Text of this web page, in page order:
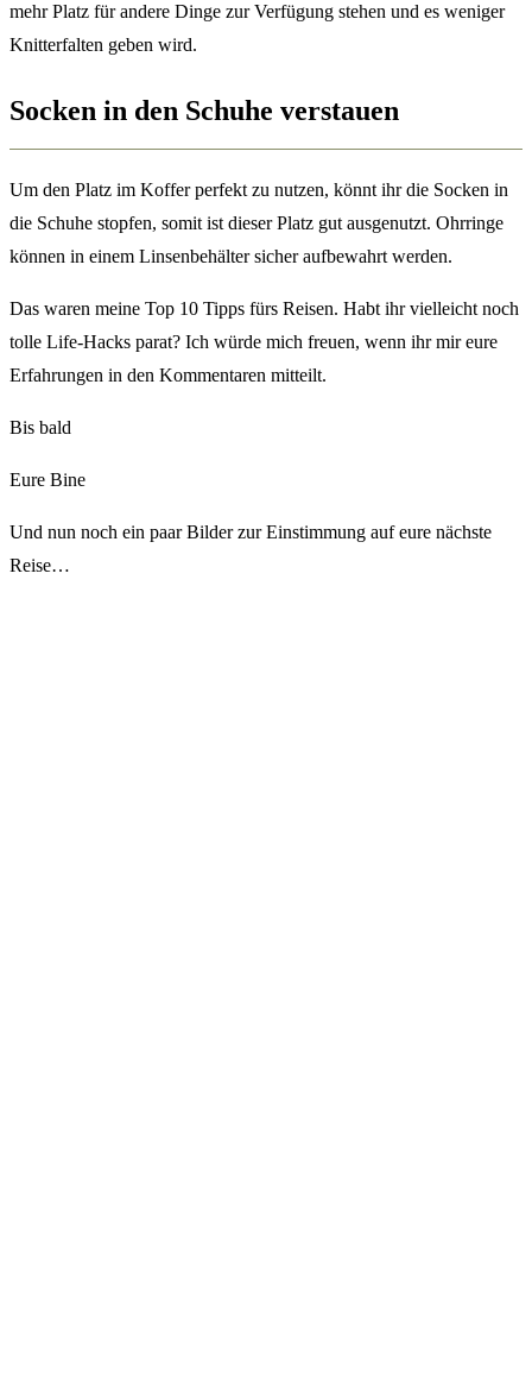
mehr Platz für andere Dinge zur Verfügung stehen und es weniger
Knitterfalten geben wird.
Socken in den Schuhe verstauen
Um den Platz im Koffer perfekt zu nutzen, könnt ihr die Socken in
die Schuhe stopfen, somit ist dieser Platz gut ausgenutzt. Ohrringe
können in einem Linsenbehälter sicher aufbewahrt werden.
Das waren meine Top 10 Tipps fürs Reisen. Habt ihr vielleicht noch
tolle Life-Hacks parat? Ich würde mich freuen, wenn ihr mir eure
Erfahrungen in den Kommentaren mitteilt.
Bis bald
Eure Bine
Und nun noch ein paar Bilder zur Einstimmung auf eure nächste
Reise…